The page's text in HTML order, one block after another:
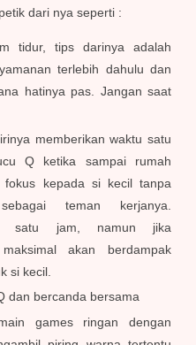
dari nya seperti :
tidur, tips darinya adalah
terlebih dahulu dan
hatinya pas. Jangan saat
memberikan waktu satu
Q ketika sampai rumah
fokus kepada si kecil tanpa
teman kerjanya.
satu jam, namun jika
akan berdampak
si kecil.
dan bercanda bersama
games ringan dengan